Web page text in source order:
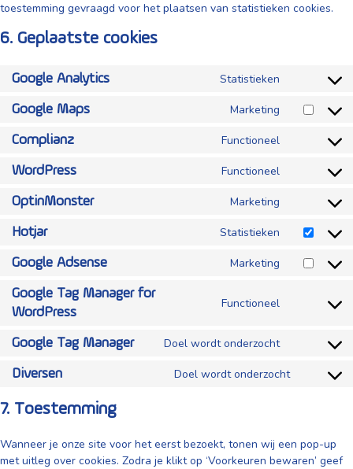
toestemming gevraagd voor het plaatsen van statistieken cookies.
6. Geplaatste cookies
Google Analytics Statistieken
Consent
google-
Google Maps Marketing
Consent
google-
Complianz Functioneel
Consent
complianz
WordPress Functioneel
Consent
wordpress
OptinMonster Marketing
Consent
Hotjar Statistieken
Consent
Google Adsense Marketing
Consent
adsense
Google Tag Manager for
WordPress
Functioneel
Consent
google-
wordpress
Google Tag Manager Doel wordt onderzocht
Consent
manager
Diversen Doel wordt onderzocht
Consent
diversen
7. Toestemming
Wanneer je onze site voor het eerst bezoekt, tonen wij een pop-up
met uitleg over cookies. Zodra je klikt op ‘Voorkeuren bewaren’ geef